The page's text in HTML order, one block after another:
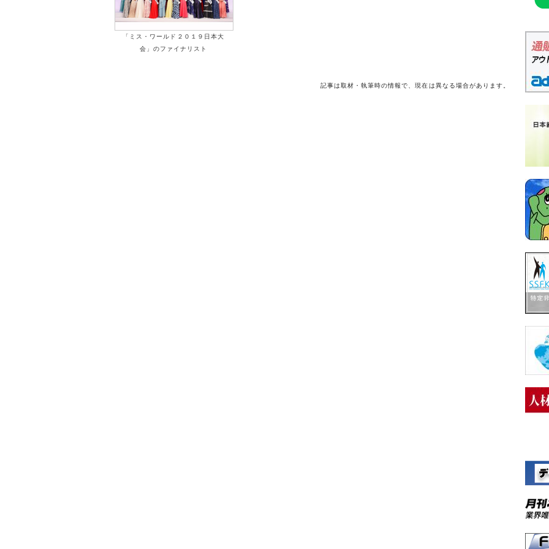
「ミス・ワールド２０１９日本大
会」のファイナリスト
記事は取材・執筆時の情報で、現在は異なる場合があります。